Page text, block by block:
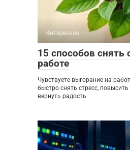
Интересное
15 способов снять
работе
Чувствуете выгорание на
быстро снять стресс,
вернуть радость